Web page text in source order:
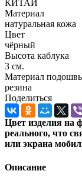
КИТАЙ
Материал
натуральная кожа
Цвет
чёрный
Высота каблука
3 см.
Материал
резина
Поделиться
Цвет изделия на
реального, что
или экрана
Описание